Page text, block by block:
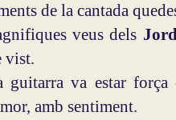
de la cantada
veus dels
vist.
guitarra va estar força
amb sentiment.